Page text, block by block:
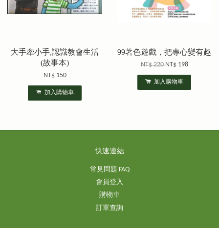
大手牽小手,認識教會生活
(故事本)
NT$ 150
加入購物車
99著色遊戲，把專心變有趣
NT$ 220NT$ 198
加入購物車
快速連結
常見問題 FAQ
會員登入
購物車
訂單查詢